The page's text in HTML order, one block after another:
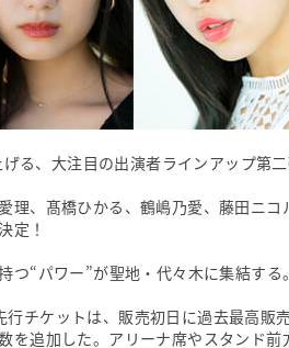
げる、大注目の出演者ラインアップ第
理、髙橋ひかる、鶴嶋乃愛、藤田ニ
定！
“パワー”が聖地・代々木に集結する。
チケットは、販売初日に過去最高販
を追加した。アリーナ席やスタンド